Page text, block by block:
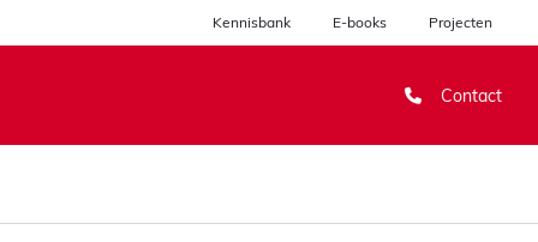
Kennisbank E-books Projecten
Contact